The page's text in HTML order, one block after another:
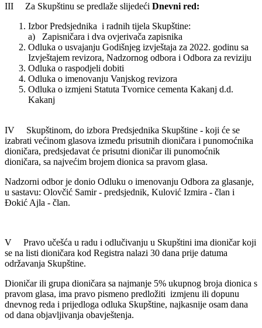
III Za Skupštinu se predlaže slijedeći Dnevni red:
Izbor Predsjednika i radnih tijela Skupštine:
a) Zapisničara i dva ovjerivača zapisnika
Odluka o usvajanju Godišnjeg izvještaja za 2022. godinu sa
Izvještajem revizora, Nadzornog odbora i Odbora za reviziju
Odluka o raspodjeli dobiti
Odluka o imenovanju Vanjskog revizora
Odluka o izmjeni Statuta Tvornice cementa Kakanj d.d.
Kakanj
IV Skupštinom, do izbora Predsjednika Skupštine - koji će se
izabrati većinom glasova između prisutnih dioničara i punomoćnika
dioničara, predsjedavat će prisutni dioničar ili punomoćnik
dioničara, sa najvećim brojem dionica sa pravom glasa.
Nadzorni odbor je donio Odluku o imenovanju Odbora za glasanje,
u sastavu: Olovčić Samir - predsjednik, Kulović Izmira - član i
Đokić Ajla - član.
V Pravo učešća u radu i odlučivanju u Skupštini ima dioničar koji
se na listi dioničara kod Registra nalazi 30 dana prije datuma
održavanja Skupštine.
Dioničar ili grupa dioničara sa najmanje 5% ukupnog broja dionica s
pravom glasa, ima pravo pismeno predložiti izmjenu ili dopunu
dnevnog reda i prijedloga odluka Skupštine, najkasnije osam dana
od dana objavljivanja obavještenja.